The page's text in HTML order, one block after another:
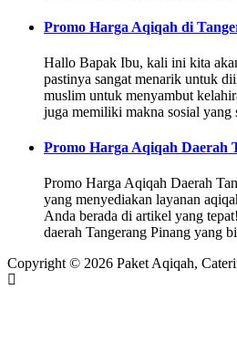
Promo Harga Aqiqah di
Hallo Bapak Ibu, kali ini kita
pastinya sangat menarik untuk
muslim untuk menyambut
juga memiliki makna sosial
Promo Harga Aqiqah Daerah
Promo Harga Aqiqah Daerah
yang menyediakan layanan
Anda berada di artikel yang
daerah Tangerang Pinang yang
Copyright © 2026 Paket Aqiqah,